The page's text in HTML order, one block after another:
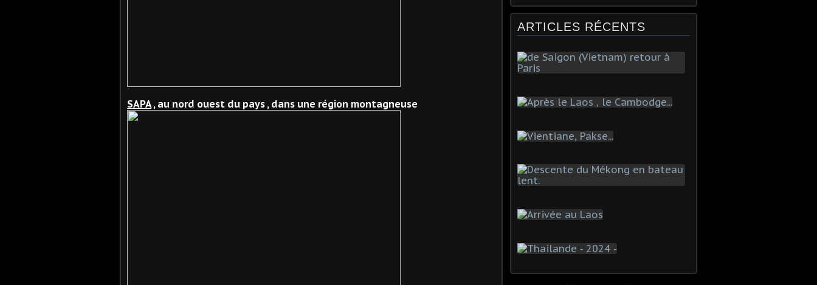
SAPA , au nord ouest du pays , dans une région montagneuse
ARTICLES RÉCENTS